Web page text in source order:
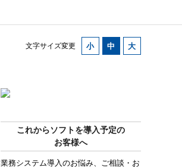
文字サイズ変更
これからソフトを導入予定の
お客様へ
業務システム導入のお悩み、ご相談・お